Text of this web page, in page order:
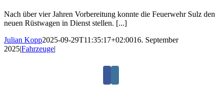
Nach über vier Jahren Vorbereitung konnte die Feuerwehr Sulz den
neuen Rüstwagen in Dienst stellen. [...]
Julian Kopp2025-09-29T11:35:17+02:0016. September
2025|Fahrzeuge|